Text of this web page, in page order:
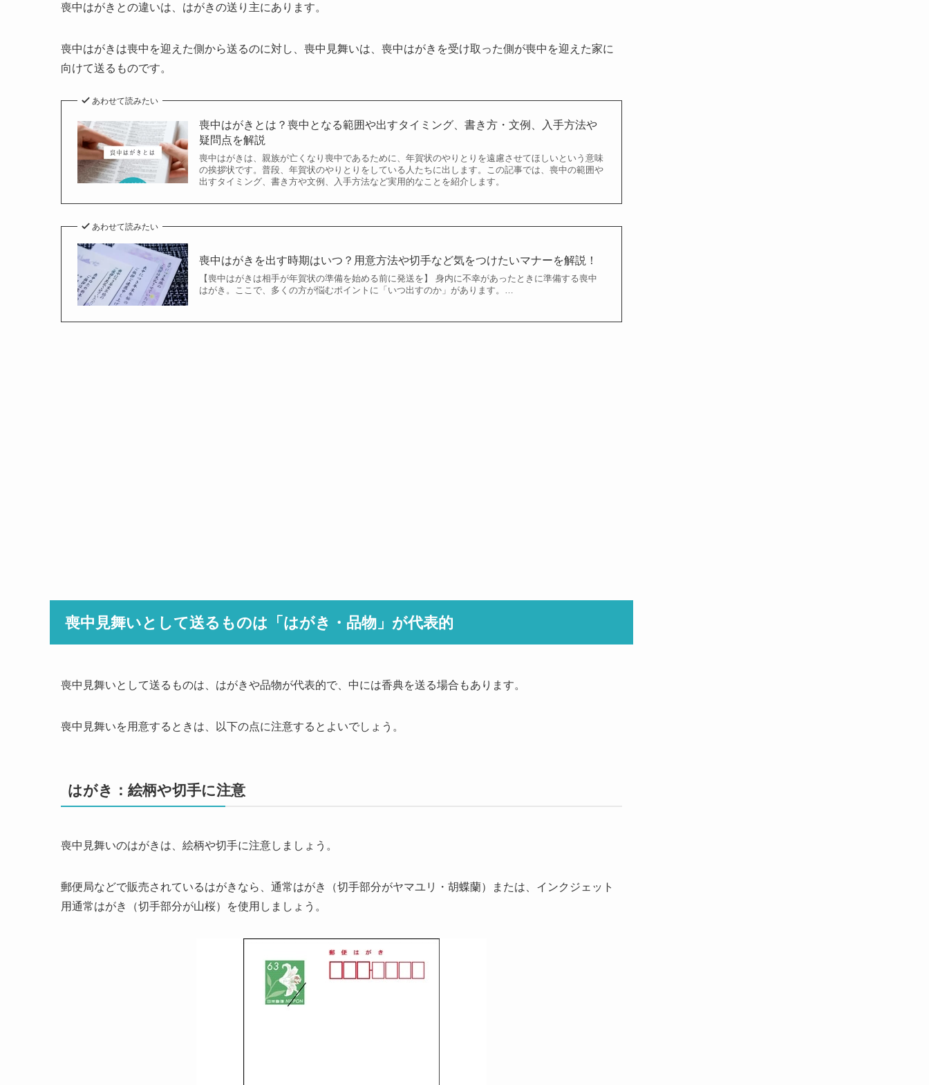
喪中はがきとの違いは、はがきの送り主にあります。
喪中はがきは喪中を迎えた側から送るのに対し、喪中見舞いは、喪中はがきを受け取った側が喪中を迎えた家に
向けて送るものです。
あわせて読みたい
喪中はがきとは？喪中となる範囲や出すタイミング、書き方・文例、入手方法や
疑問点を解説
喪中はがきは、親族が亡くなり喪中であるために、年賀状のやりとりを遠慮させてほしいという意味
の挨拶状です。普段、年賀状のやりとりをしている人たちに出します。この記事では、喪中の範囲や
出すタイミング、書き方や文例、入手方法など実用的なことを紹介します。
あわせて読みたい
喪中はがきを出す時期はいつ？用意方法や切手など気をつけたいマナーを解説！
【喪中はがきは相手が年賀状の準備を始める前に発送を】 身内に不幸があったときに準備する喪中
はがき。ここで、多くの方が悩むポイントに「いつ出すのか」があります。…
喪中見舞いとして送るものは「はがき・品物」が代表的
喪中見舞いとして送るものは、はがきや品物が代表的で、中には香典を送る場合もあります。
喪中見舞いを用意するときは、以下の点に注意するとよいでしょう。
はがき：絵柄や切手に注意
喪中見舞いのはがきは、絵柄や切手に注意しましょう。
郵便局などで販売されているはがきなら、通常はがき（切手部分がヤマユリ・胡蝶蘭）または、インクジェット
用通常はがき（切手部分が山桜）を使用しましょう。